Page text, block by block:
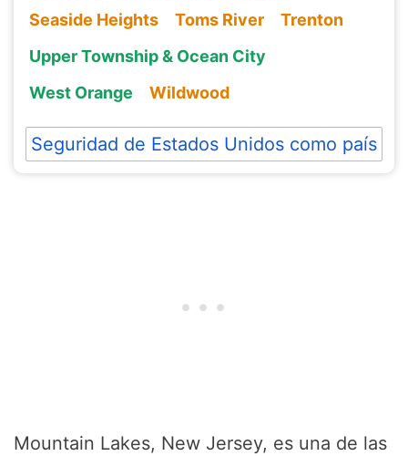
Seaside Heights
Toms River
Trenton
Upper Township & Ocean City
West Orange
Wildwood
Seguridad de Estados Unidos como país
Mountain Lakes, New Jersey, es una de las